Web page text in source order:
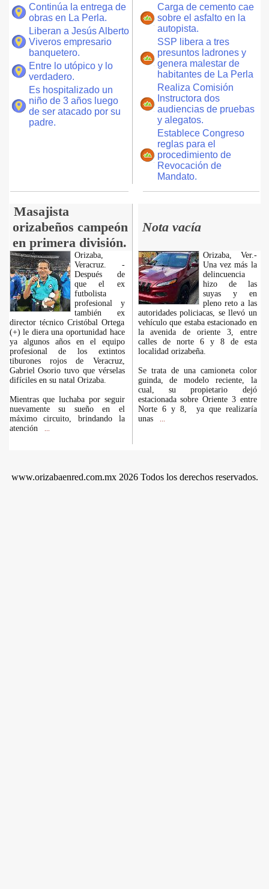
Continúa la entrega de
obras en La Perla.
Liberan a Jesús Alberto
Viveros empresario
banquetero.
Entre lo utópico y lo
verdadero.
Es hospitalizado un
niño de 3 años luego
de ser atacado por su
padre.
Carga de cemento cae
sobre el asfalto en la
autopista.
SSP libera a tres
presuntos ladrones y
genera malestar de
habitantes de La Perla
Realiza Comisión
Instructora dos
audiencias de pruebas
y alegatos.
Establece Congreso
reglas para el
procedimiento de
Revocación de
Mandato.
Masajista
orizabeños campeón
en primera división.
Nota vacía
Orizaba,
Veracruz. -
Después de
que el ex
futbolista
profesional y
también ex
director técnico Cristóbal Ortega
(+) le diera una oportunidad hace
ya algunos años en el equipo
profesional de los extintos
tiburones rojos de Veracruz,
Gabriel Osorio tuvo que vérselas
difíciles en su natal Orizaba.
Mientras que luchaba por seguir
nuevamente su sueño en el
máximo circuito, brindando la
atención
Orizaba, Ver.-
Una vez más la
delincuencia
hizo de las
suyas y en
pleno reto a las
autoridades policiacas, se llevó un
vehículo que estaba estacionado en
la avenida de oriente 3, entre
calles de norte 6 y 8 de esta
localidad orizabeña.
Se trata de una camioneta color
guinda, de modelo reciente, la
cual, su propietario dejó
estacionada sobre Oriente 3 entre
Norte 6 y 8, ya que realizaría
unas
www.orizabaenred.com.mx 2026 Todos los derechos reservados.